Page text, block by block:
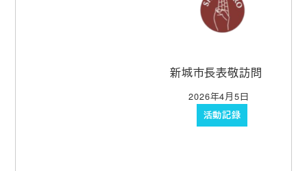
新城市長表敬訪問
投稿日
2026年4月5日
活動記録